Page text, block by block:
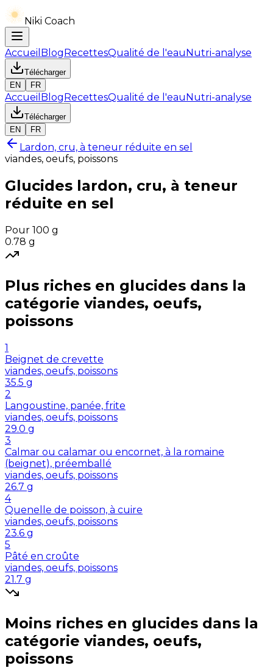
Niki Coach
Accueil BlogRecettesQualité de l'eauNutri-analyse
Télécharger
EN
FR
Accueil BlogRecettesQualité de l'eauNutri-analyse
Télécharger
EN
FR
Lardon, cru, à teneur réduite en sel
viandes, oeufs, poissons
Glucides lardon, cru, à teneur
réduite en sel
Pour 100 g
0.78 g
Plus riches en glucides dans la
catégorie viandes, oeufs,
poissons
1
Beignet de crevette
viandes, oeufs, poissons
35.5 g
2
Langoustine, panée, frite
viandes, oeufs, poissons
29.0 g
3
Calmar ou calamar ou encornet, à la romaine
(beignet), préemballé
viandes, oeufs, poissons
26.7 g
4
Quenelle de poisson, à cuire
viandes, oeufs, poissons
23.6 g
5
Pâté en croûte
viandes, oeufs, poissons
21.7 g
Moins riches en glucides dans la
catégorie viandes, oeufs,
poissons